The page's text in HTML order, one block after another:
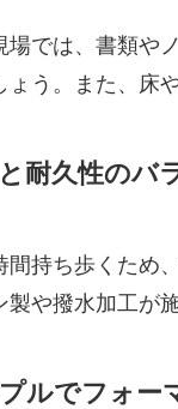
場では、書類や
ょう。また、床
耐久性のバ
間持ち歩くため
製や撥水加工が
ルでフォー